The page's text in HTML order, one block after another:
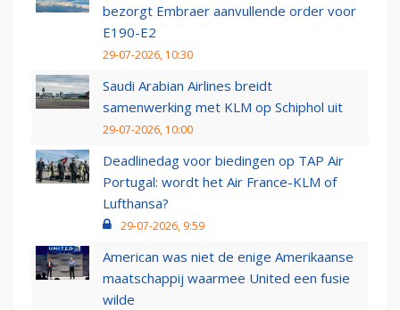
bezorgt Embraer aanvullende order voor
E190-E2
29-07-2026, 10:30
Saudi Arabian Airlines breidt
samenwerking met KLM op Schiphol uit
29-07-2026, 10:00
Deadlinedag voor biedingen op TAP Air
Portugal: wordt het Air France-KLM of
Lufthansa?
29-07-2026, 9:59
American was niet de enige Amerikaanse
maatschappij waarmee United een fusie
wilde